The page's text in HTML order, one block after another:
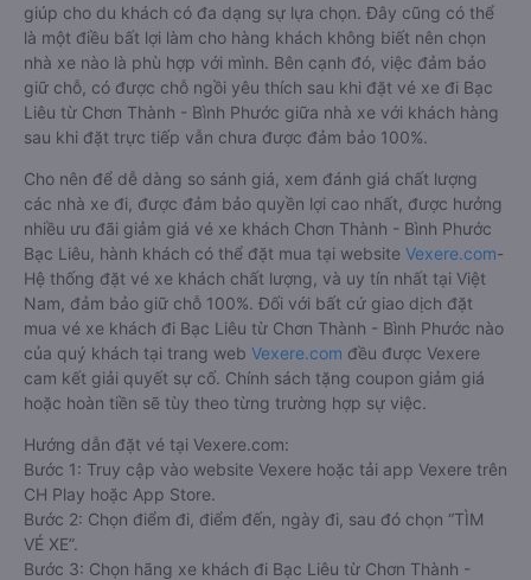
giúp cho du khách có đa dạng sự lựa chọn. Đây cũng có thể
là một điều bất lợi làm cho hàng khách không biết nên chọn
nhà xe nào là phù hợp với mình. Bên cạnh đó, việc đảm bảo
giữ chỗ, có được chỗ ngồi yêu thích sau khi đặt vé xe đi Bạc
Liêu từ Chơn Thành - Bình Phước giữa nhà xe với khách hàng
sau khi đặt trực tiếp vẫn chưa được đảm bảo 100%.
Cho nên để dễ dàng so sánh giá, xem đánh giá chất lượng
các nhà xe đi, được đảm bảo quyền lợi cao nhất, được hưởng
nhiều ưu đãi giảm giá vé xe khách Chơn Thành - Bình Phước
Bạc Liêu, hành khách có thể đặt mua tại website Vexere.com-
Hệ thống đặt vé xe khách chất lượng, và uy tín nhất tại Việt
Nam, đảm bảo giữ chỗ 100%. Đối với bất cứ giao dịch đặt
mua vé xe khách đi Bạc Liêu từ Chơn Thành - Bình Phước nào
của quý khách tại trang web Vexere.com đều được Vexere
cam kết giải quyết sự cố. Chính sách tặng coupon giảm giá
hoặc hoàn tiền sẽ tùy theo từng trường hợp sự việc.
Hướng dẫn đặt vé tại Vexere.com:
Bước 1: Truy cập vào website Vexere hoặc tải app Vexere trên
CH Play hoặc App Store.
Bước 2: Chọn điểm đi, điểm đến, ngày đi, sau đó chọn “TÌM
VÉ XE”.
Bước 3: Chọn hãng xe khách đi Bạc Liêu từ Chơn Thành -